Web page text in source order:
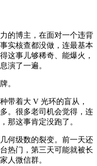
的博主，在面对一个违背
实核查都没做，连最基本
这事儿够稀奇、能爆火，
演了一遍。
。
带着大 V 光环的盲从，
。很多老司机会觉得，连
那这事肯定没跑了。
何级数的裂变。前一天还
热门，第三天可能就被长
人微信群。